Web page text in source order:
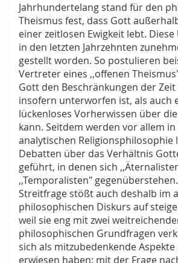
Jahrhundertelang stand für den
Theismus fest, dass Gott
einer zeitlosen Ewigkeit lebt.
in den letzten Jahrzehnten
gestellt worden. So postulieren
Vertreter eines ,,offenen
Gott den Beschränkungen der
insofern unterworfen ist, als auch
lückenloses Vorherwissen über
kann. Seitdem werden vor allem
analytischen Religionsphilosophie
Debatten über das Verhältnis
geführt, in denen sich
,,Temporalisten"
Streitfrage stößt auch deshalb im
philosophischen Diskurs auf
weil sie eng mit zwei
philosophischen Grundfragen
sich als mitzubedenkende
erwiesen haben: mit der Frage